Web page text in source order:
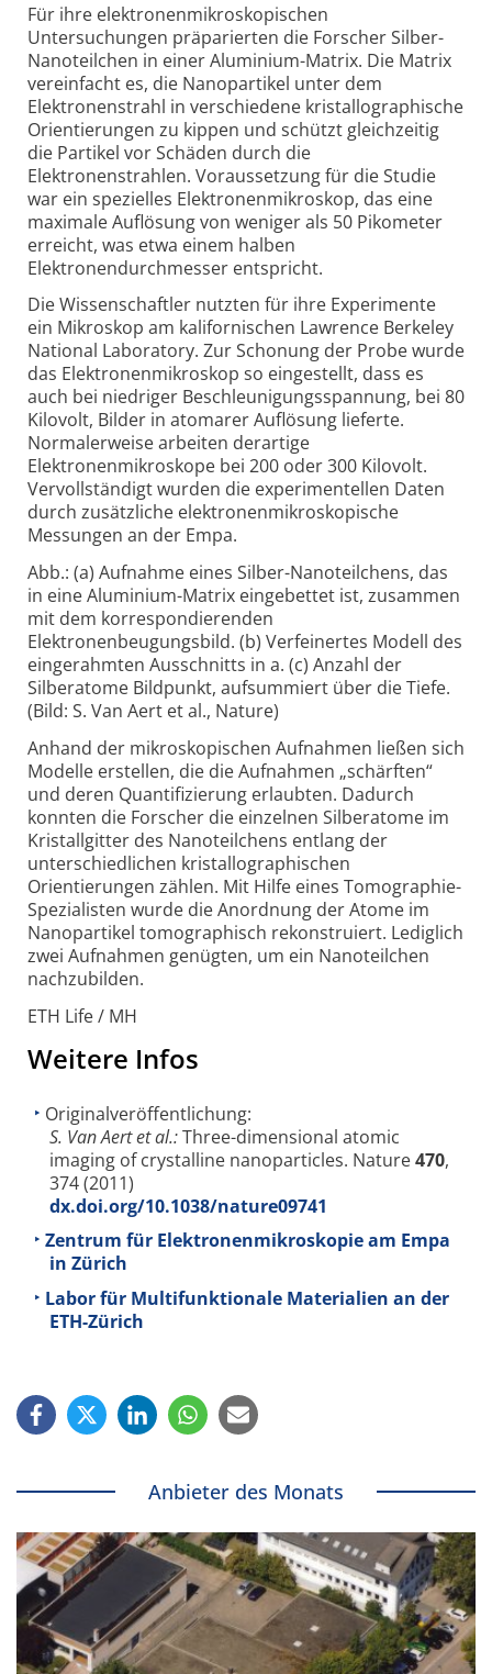
Für ihre elektronenmikroskopischen
Untersuchungen präparierten die Forscher Silber-
Nanoteilchen in einer Aluminium-Matrix. Die Matrix
vereinfacht es, die Nanopartikel unter dem
Elektronenstrahl in verschiedene kristallographische
Orientierungen zu kippen und schützt gleichzeitig
die Partikel vor Schäden durch die
Elektronenstrahlen. Voraussetzung für die Studie
war ein spezielles Elektronenmikroskop, das eine
maximale Auflösung von weniger als 50 Pikometer
erreicht, was etwa einem halben
Elektronendurchmesser entspricht.
Die Wissenschaftler nutzten für ihre Experimente
ein Mikroskop am kalifornischen Lawrence Berkeley
National Laboratory. Zur Schonung der Probe wurde
das Elektronenmikroskop so eingestellt, dass es
auch bei niedriger Beschleunigungsspannung, bei 80
Kilovolt, Bilder in atomarer Auflösung lieferte.
Normalerweise arbeiten derartige
Elektronenmikroskope bei 200 oder 300 Kilovolt.
Vervollständigt wurden die experimentellen Daten
durch zusätzliche elektronenmikroskopische
Messungen an der Empa.
Abb.: (a) Aufnahme eines Silber-Nanoteilchens, das
in eine Aluminium-Matrix eingebettet ist, zusammen
mit dem korrespondierenden
Elektronenbeugungsbild. (b) Verfeinertes Modell des
eingerahmten Ausschnitts in a. (c) Anzahl der
Silberatome Bildpunkt, aufsummiert über die Tiefe.
(Bild: S. Van Aert et al., Nature)
Anhand der mikroskopischen Aufnahmen ließen sich
Modelle erstellen, die die Aufnahmen „schärften“
und deren Quantifizierung erlaubten. Dadurch
konnten die Forscher die einzelnen Silberatome im
Kristallgitter des Nanoteilchens entlang der
unterschiedlichen kristallographischen
Orientierungen zählen. Mit Hilfe eines Tomographie-
Spezialisten wurde die Anordnung der Atome im
Nanopartikel tomographisch rekonstruiert. Lediglich
zwei Aufnahmen genügten, um ein Nanoteilchen
nachzubilden.
ETH Life / MH
Weitere Infos
Originalveröffentlichung:
S. Van Aert et al.:Three-dimensional atomic
imaging of crystalline nanoparticles. Nature470,
374 (2011)
dx.doi.org/10.1038/nature09741
Zentrum für Elektronenmikroskopie am Empa
in Zürich
Labor für Multifunktionale Materialien an der
ETH-Zürich
Anbieter des Monats